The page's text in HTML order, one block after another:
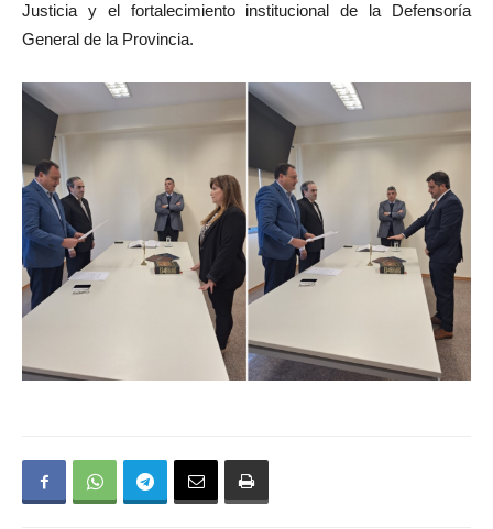
Justicia y el fortalecimiento institucional de la Defensoría
General de la Provincia.